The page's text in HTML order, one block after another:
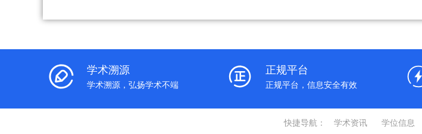
学术溯源
学术溯源，弘扬学术不端
正规平台
正规平台，信息安全有效
快捷导航： 学术资讯 学位信息